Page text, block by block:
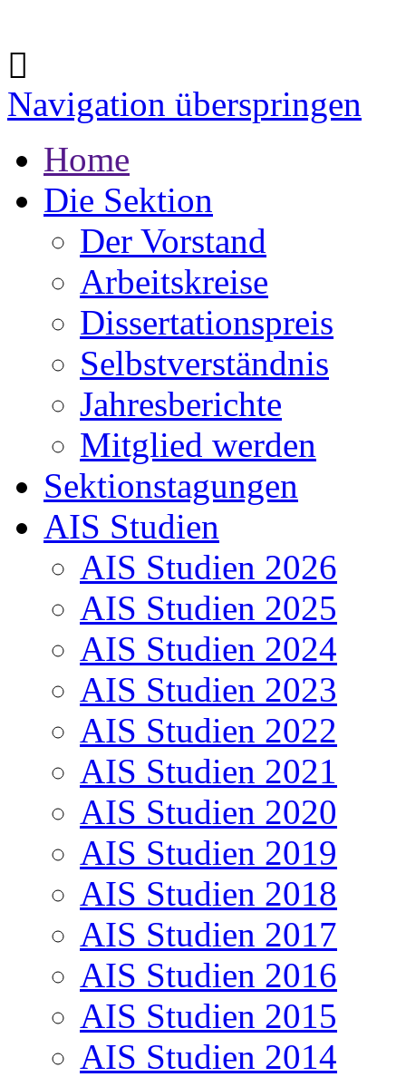
Navigation überspringen
Home
Die Sektion
Der Vorstand
Arbeitskreise
Dissertationspreis
Selbstverständnis
Jahresberichte
Mitglied werden
Sektionstagungen
AIS Studien
AIS Studien 2026
AIS Studien 2025
AIS Studien 2024
AIS Studien 2023
AIS Studien 2022
AIS Studien 2021
AIS Studien 2020
AIS Studien 2019
AIS Studien 2018
AIS Studien 2017
AIS Studien 2016
AIS Studien 2015
AIS Studien 2014